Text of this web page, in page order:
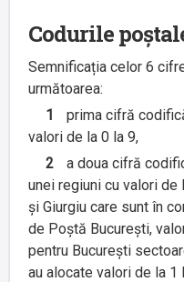
Codurile
Semnificația celor 6
următoarea:
1
prima cifră
valori de la 0 la 9,
2
a doua cifră
unei regiuni cu valori
și Giurgiu care sunt în
de Poștă București,
pentru București
au alocate valori de la 1